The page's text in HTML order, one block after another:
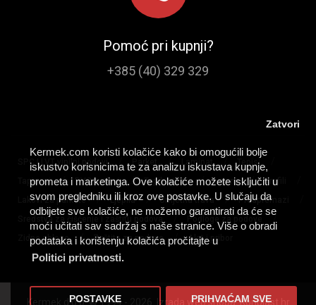
Kermek.com koristi kolačiće kako bi omogućili bolje
iskustvo korisnicima te za analizu iskustava kupnje,
prometa i marketinga. Ove kolačiće možete isključiti u
svom pregledniku ili kroz ove postavke. U slučaju da
odbijete sve kolačiće, ne možemo garantirati da će se
moći učitati sav sadržaj s naše stranice. Više o obradi
podataka i korištenju kolačića pročitajte u
Politici privatnosti.
Zatvori
POSTAVKE PRIHVAĆAM SVE
Pomoć pri kupnji?
+385 (40) 329 329
SPC I LVT vinilni podovi / Laminat / Tepisi
Tapisoni / PVC podovi / Tepih staze / Lajsne / Profili
Lakovi za parkete / Ljepila / Umjetna trava / Predpremazi
Sredstva za čišćenje i zaštitu podova / Podloge za podove /
Zidne obloge / Zaštita za podove / Alat i pribor
Kermek d.o.o. © 1994 - 2026. Izrada web shopa:Konplast.hr